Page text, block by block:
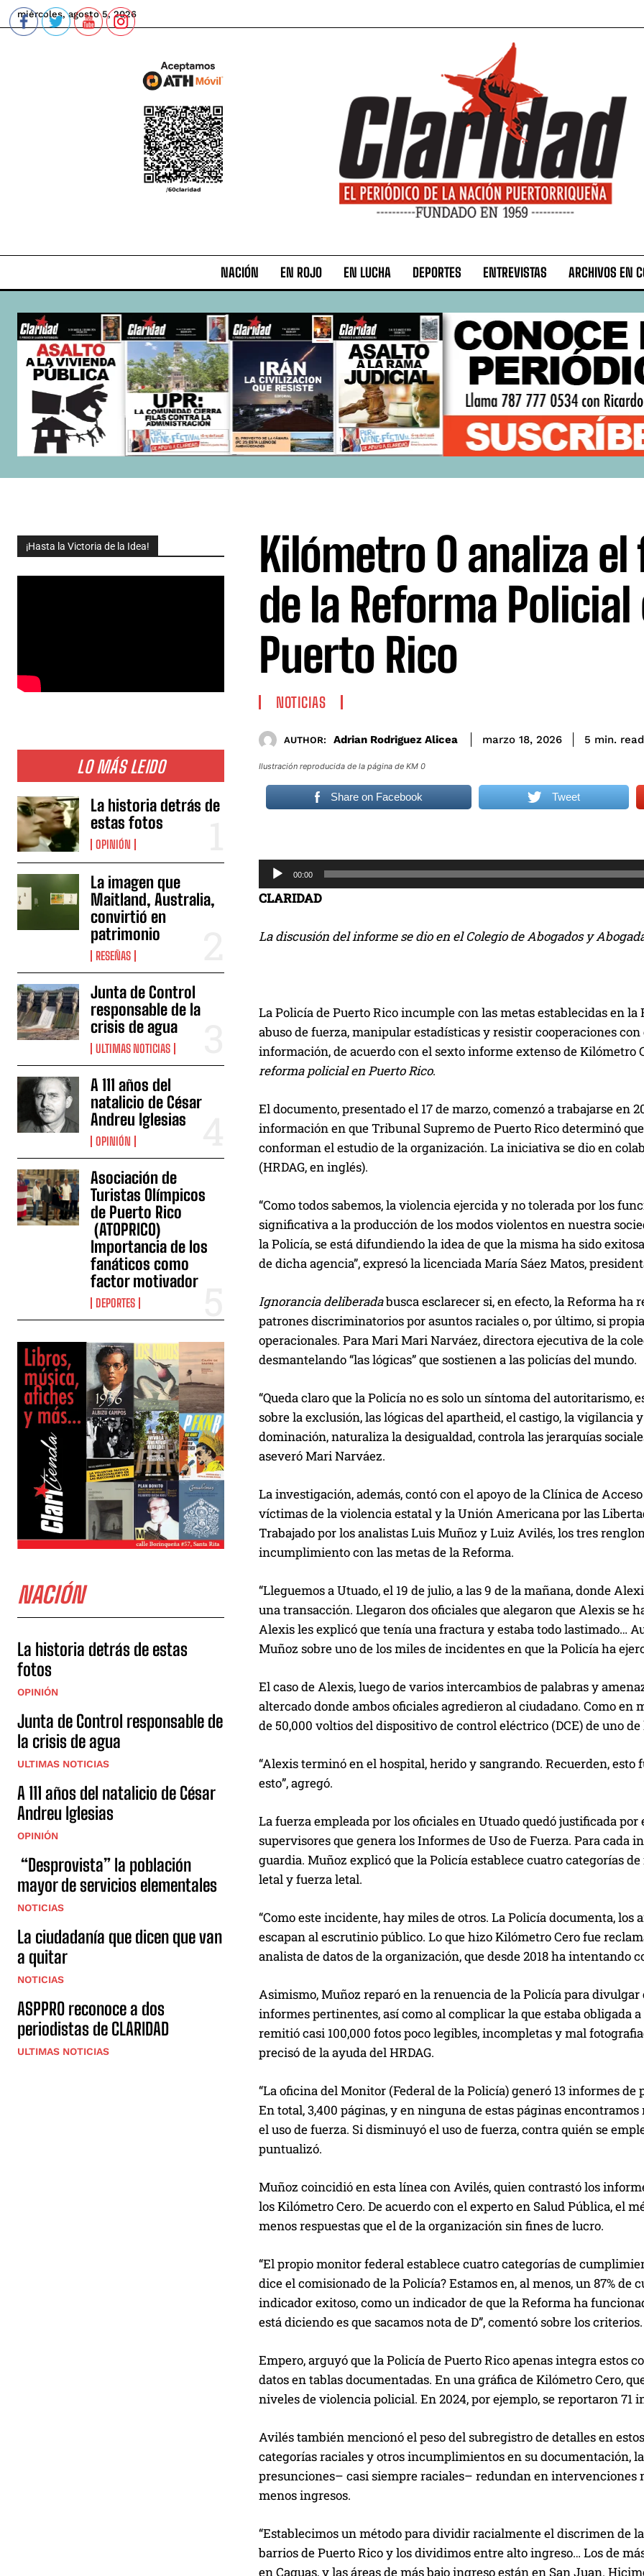
miércoles, agosto 5, 2026
NACIÓN EN ROJO EN LUCHA DEPORTES ENTREVISTAS ARCHIVOS EN
¡Hasta la Victoria de la Idea!
LO MÁS LEIDO
La historia detrás de
estas fotos
OPINIÓN
La imagen que
Maitland, Australia,
convirtió en
patrimonio
RESEÑAS
Junta de Control
responsable de la
crisis de agua
ULTIMAS NOTICIAS
A 111 años del
natalicio de César
Andreu Iglesias
OPINIÓN
Asociación de
Turistas Olímpicos
de Puerto Rico
(ATOPRICO)
Importancia de los
fanáticos como
factor motivador
DEPORTES
NACIÓN
La historia detrás de estas
fotos
OPINIÓN
Junta de Control responsable de
la crisis de agua
ULTIMAS NOTICIAS
A 111 años del natalicio de César
Andreu Iglesias
OPINIÓN
“Desprovista” la población
mayor de servicios elementales
NOTICIAS
La ciudadanía que dicen que van
a quitar
NOTICIAS
ASPPRO reconoce a dos
periodistas de CLARIDAD
ULTIMAS NOTICIAS
Kilómetro 0 analiza
de la Reforma Policial
Puerto Rico
NOTICIAS
AUTHOR: Adrian Rodriguez Alicea marzo 18, 2026 5 min. read
Ilustración reproducida de la página de KM 0
Share on Facebook Tweet
e
p
o
c
o
e
a
d
i
o
00:00
CLARIDAD
La discusión del informe se dio en el Colegio de Abogados y
La Policía de Puerto Rico incumple con las metas establecidas en
abuso de fuerza, manipular estadísticas y resistir cooperaciones
información, de acuerdo con el sexto informe extenso de Kilómetro
reforma policial en Puerto Rico.
El documento, presentado el 17 de marzo, comenzó a trabajarse en
información en que Tribunal Supremo de Puerto Rico determinó
conforman el estudio de la organización. La iniciativa se dio en
(HRDAG, en inglés).
“Como todos sabemos, la violencia ejercida y no tolerada por los
significativa a la producción de los modos violentos en nuestra
la Policía, se está difundiendo la idea de que la misma ha sido
de dicha agencia”, expresó la licenciada María Sáez Matos,
Ignorancia deliberadabusca esclarecer si, en efecto, la Reforma ha
patrones discriminatorios por asuntos raciales o, por último, si
operacionales. Para Mari Mari Narváez, directora ejecutiva de la
desmantelando “las lógicas” que sostienen a las policías del mundo.
“Queda claro que la Policía no es solo un síntoma del
sobre la exclusión, las lógicas del apartheid, el castigo, la vigilancia
dominación, naturaliza la desigualdad, controla las jerarquías
aseveró Mari Narváez.
La investigación, además, contó con el apoyo de la Clínica de
víctimas de la violencia estatal y la Unión Americana por las
Trabajado por los analistas Luis Muñoz y Luiz Avilés, los tres
incumplimiento con las metas de la Reforma.
“Lleguemos a Utuado, el 19 de julio, a las 9 de la mañana, donde
una transacción. Llegaron dos oficiales que alegaron que Alexis se
Alexis les explicó que tenía una fractura y estaba todo lastimado…
Muñoz sobre uno de los miles de incidentes en que la Policía ha
El caso de Alexis, luego de varios intercambios de palabras y
altercado donde ambos oficiales agredieron al ciudadano. Como
de 50,000 voltios del dispositivo de control eléctrico (DCE) de uno de
“Alexis terminó en el hospital, herido y sangrando. Recuerden,
esto”, agregó.
La fuerza empleada por los oficiales en Utuado quedó justificada
supervisores que genera los Informes de Uso de Fuerza. Para cada
guardia. Muñoz explicó que la Policía establece cuatro categorías
letal y fuerza letal.
“Como este incidente, hay miles de otros. La Policía documenta,
escapan al escrutinio público. Lo que hizo Kilómetro Cero fue
analista de datos de la organización, que desde 2018 ha intentando
Asimismo, Muñoz reparó en la renuencia de la Policía para
informes pertinentes, así como al complicar la que estaba obligada
remitió casi 100,000 fotos poco legibles, incompletas y mal
precisó de la ayuda del HRDAG.
“La oficina del Monitor (Federal de la Policía) generó 13 informes
En total, 3,400 páginas, y en ninguna de estas páginas
el uso de fuerza. Si disminuyó el uso de fuerza, contra quién se
puntualizó.
Muñoz coincidió en esta línea con Avilés, quien contrastó los
los Kilómetro Cero. De acuerdo con el experto en Salud Pública, el
menos respuestas que el de la organización sin fines de lucro.
“El propio monitor federal establece cuatro categorías de
dice el comisionado de la Policía? Estamos en, al menos, un 87%
indicador exitoso, como un indicador de que la Reforma ha
está diciendo es que sacamos nota de D”, comentó sobre los criterios.
Empero, arguyó que la Policía de Puerto Rico apenas integra estos
datos en tablas documentadas. En una gráfica de Kilómetro Cero,
niveles de violencia policial. En 2024, por ejemplo, se reportaron 71
Avilés también mencionó el peso del subregistro de detalles en
categorías raciales y otros incumplimientos en su documentación,
presunciones– casi siempre raciales– redundan en intervenciones
menos ingresos.
“Establecimos un método para dividir racialmente el discrimen de
barrios de Puerto Rico y los dividimos entre alto ingreso… Los de
en Caguas, y las áreas de más bajo ingreso están en San Juan.